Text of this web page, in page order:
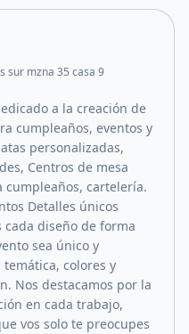
sur mzna 35 casa 9
a la creación de
cumpleaños, eventos y
personalizadas,
Centros de mesa
cumpleaños, cartelería.
Detalles únicos
cada diseño de forma
sea único y
colores y
Nos destacamos por la
en cada trabajo,
vos solo te preocupes